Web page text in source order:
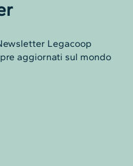
Legacoop
aggiornati sul mondo